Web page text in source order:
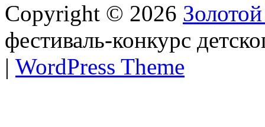
Copyright © 2026
фестиваль-конкурс
| WordPress Theme